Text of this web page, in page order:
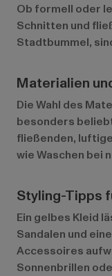
Ob formell oder
Schnitten und
Stadtbummel,
Materialien
Die Wahl des
besonders
fließenden,
wie Waschen bei
Styling-Tipps
Ein gelbes Kleid
Sandalen und
Accessoires
Sonnenbrillen